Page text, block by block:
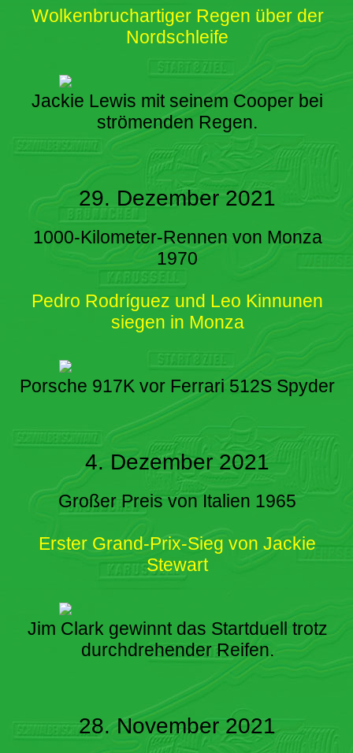
Wolkenbruchartiger Regen über der
Nordschleife
Jackie Lewis mit seinem Cooper bei
strömenden Regen.
29. Dezember 2021
1000-Kilometer-Rennen von Monza
1970
Pedro Rodríguez und Leo Kinnunen
siegen in Monza
Porsche 917K vor Ferrari 512S Spyder
4. Dezember 2021
Großer Preis von Italien 1965
Erster Grand-Prix-Sieg von Jackie
Stewart
Jim Clark gewinnt das Startduell trotz
durchdrehender Reifen.
28. November 2021